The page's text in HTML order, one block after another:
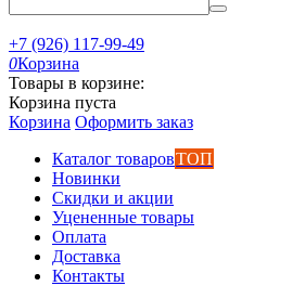
+7 (926) 117-99-49
0Корзина
Товары в корзине:
Корзина пуста
Корзина Оформить заказ
Каталог товаровТОП
Новинки
Скидки и акции
Уцененные товары
Оплата
Доставка
Контакты